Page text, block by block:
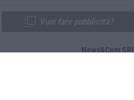
News&Com SRL